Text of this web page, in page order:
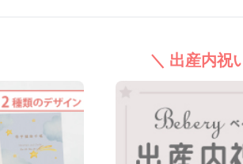
＼ 出産内祝